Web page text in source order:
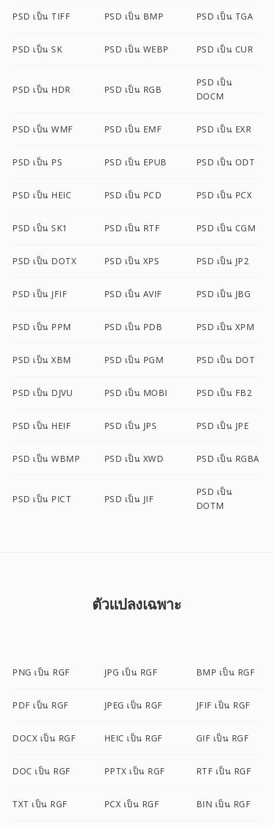
PSD เป็น TIFF PSD เป็น BMP PSD เป็น TGA
PSD เป็น SK PSD เป็น WEBP PSD เป็น CUR
PSD เป็น HDR PSD เป็น RGB
PSD เป็น
DOCM
PSD เป็น WMF PSD เป็น EMF PSD เป็น EXR
PSD เป็น PS PSD เป็น EPUB PSD เป็น ODT
PSD เป็น HEIC PSD เป็น PCD PSD เป็น PCX
PSD เป็น SK1 PSD เป็น RTF PSD เป็น CGM
PSD เป็น DOTX PSD เป็น XPS PSD เป็น JP2
PSD เป็น JFIF PSD เป็น AVIF PSD เป็น JBG
PSD เป็น PPM PSD เป็น PDB PSD เป็น XPM
PSD เป็น XBM PSD เป็น PGM PSD เป็น DOT
PSD เป็น DJVU PSD เป็น MOBI PSD เป็น FB2
PSD เป็น HEIF PSD เป็น JPS PSD เป็น JPE
PSD เป็น WBMP PSD เป็น XWD PSD เป็น RGBA
PSD เป็น PICT PSD เป็น JIF
PSD เป็น
DOTM
ตัวแปลงเฉพาะ
PNG เป็น RGF JPG เป็น RGF BMP เป็น RGF
PDF เป็น RGF JPEG เป็น RGF JFIF เป็น RGF
DOCX เป็น RGF HEIC เป็น RGF GIF เป็น RGF
DOC เป็น RGF PPTX เป็น RGF RTF เป็น RGF
TXT เป็น RGF PCX เป็น RGF BIN เป็น RGF